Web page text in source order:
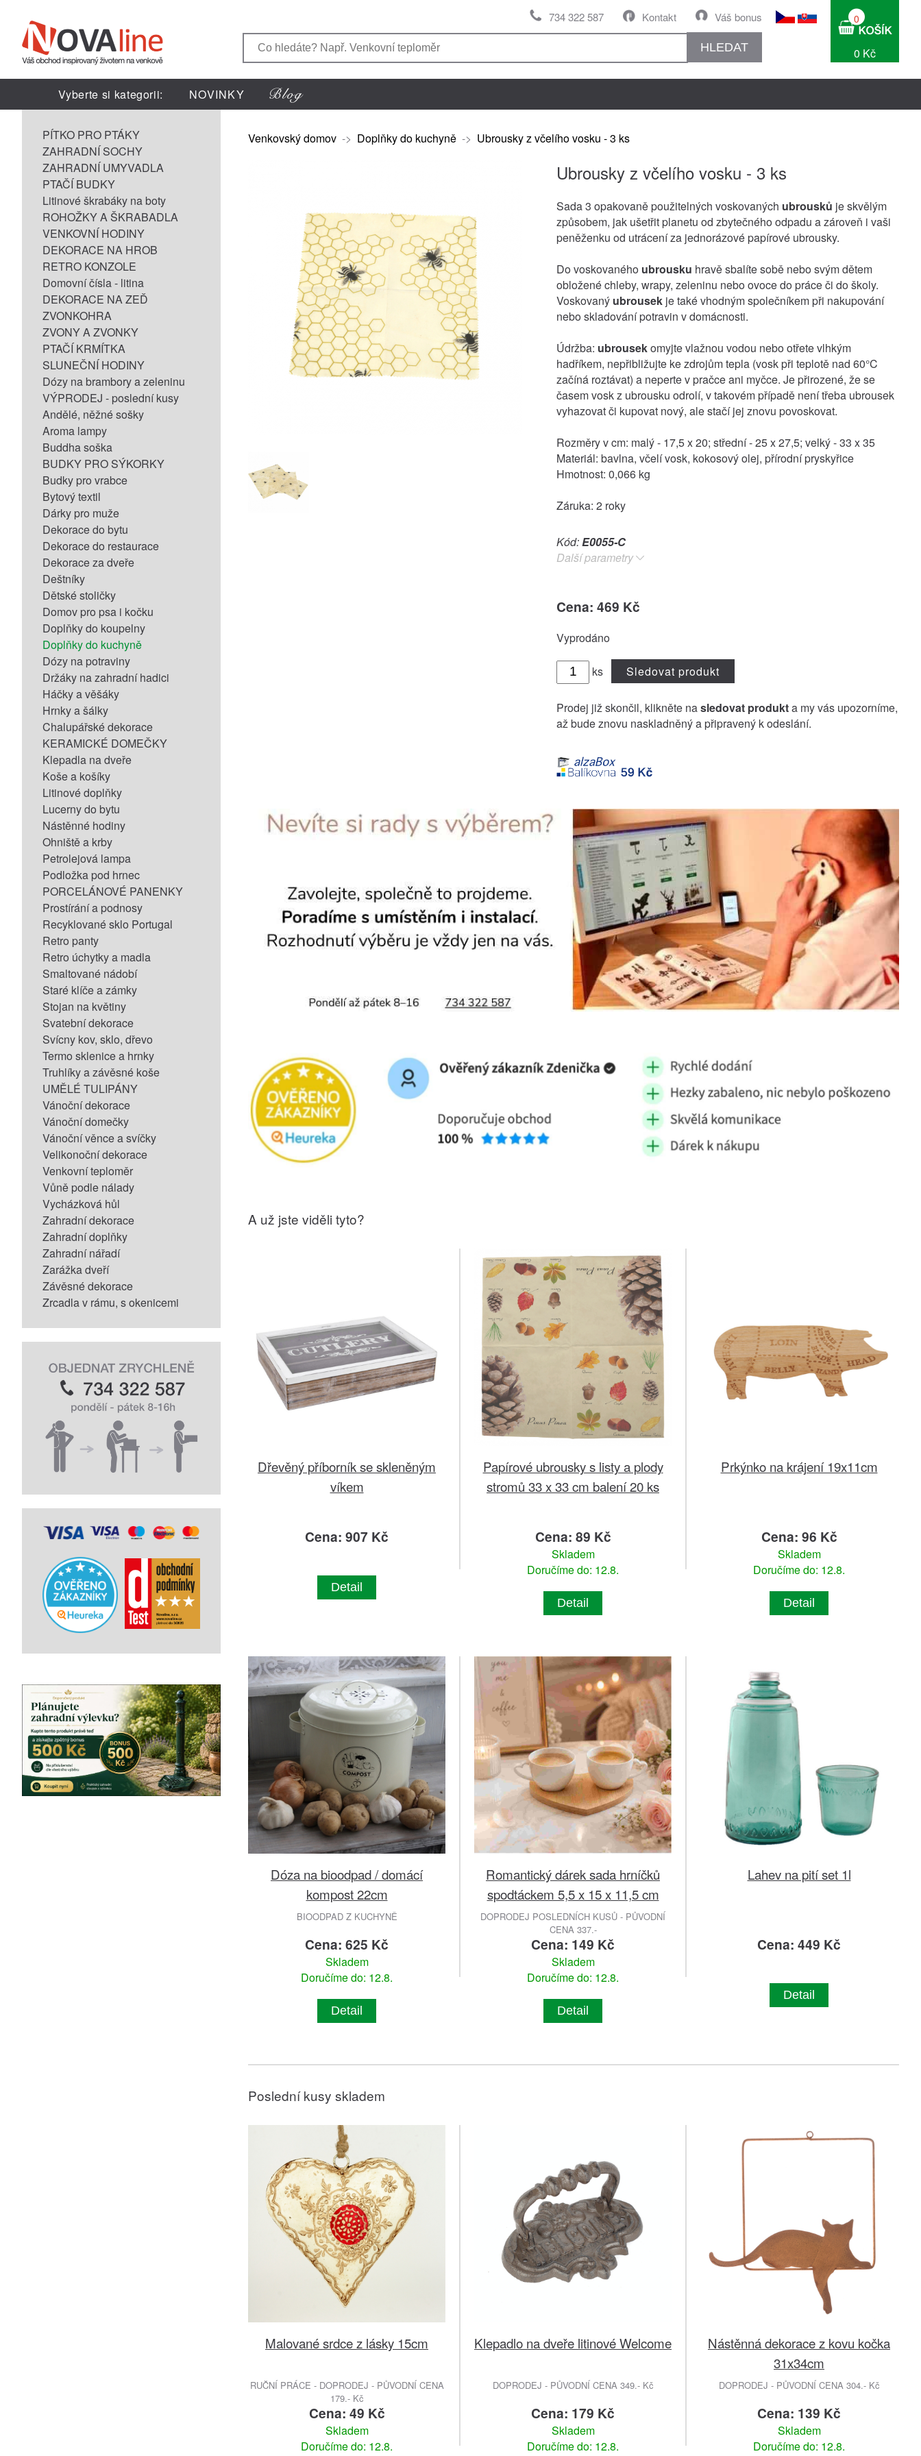
Váš bonus
Kontakt
734 322 587
HLEDAT
0
0 Kč
Vyberte si kategorii: NOVINKY
PÍTKO PRO PTÁKY
ZAHRADNÍ SOCHY
ZAHRADNÍ UMYVADLA
PTAČÍ BUDKY
Litinové škrabáky na boty
ROHOŽKY A ŠKRABADLA
VENKOVNÍ HODINY
DEKORACE NA HROB
RETRO KONZOLE
Domovní čísla - litina
DEKORACE NA ZEĎ
ZVONKOHRA
ZVONY A ZVONKY
PTAČÍ KRMÍTKA
SLUNEČNÍ HODINY
Dózy na brambory a zeleninu
VÝPRODEJ - poslední kusy
Andělé, něžné sošky
Aroma lampy
Buddha soška
BUDKY PRO SÝKORKY
Budky pro vrabce
Bytový textil
Dárky pro muže
Dekorace do bytu
Dekorace do restaurace
Dekorace za dveře
Deštníky
Dětské stoličky
Domov pro psa i kočku
Doplňky do koupelny
Doplňky do kuchyně
Dózy na potraviny
Držáky na zahradní hadici
Háčky a věšáky
Hrnky a šálky
Chalupářské dekorace
KERAMICKÉ DOMEČKY
Klepadla na dveře
Koše a košíky
Litinové doplňky
Lucerny do bytu
Nástěnné hodiny
Ohniště a krby
Petrolejová lampa
Podložka pod hrnec
PORCELÁNOVÉ PANENKY
Prostírání a podnosy
Recyklované sklo Portugal
Retro panty
Retro úchytky a madla
Smaltované nádobí
Staré klíče a zámky
Stojan na květiny
Svatební dekorace
Svícny kov, sklo, dřevo
Termo sklenice a hrnky
Truhlíky a závěsné koše
UMĚLÉ TULIPÁNY
Vánoční dekorace
Vánoční domečky
Vánoční věnce a svíčky
Velikonoční dekorace
Venkovní teploměr
Vůně podle nálady
Vycházková hůl
Zahradní dekorace
Zahradní doplňky
Zahradní nářadí
Zarážka dveří
Závěsné dekorace
Zrcadla v rámu, s okenicemi
Venkovský domov -> Doplňky do kuchyně -> Ubrousky z včelího vosku - 3 ks
Ubrousky z včelího vosku - 3 ks
Sada 3 opakovaně použitelných voskovaných ubrousků je skvělým
způsobem, jak ušetřit planetu od zbytečného odpadu a zároveň i vaši
peněženku od utrácení za jednorázové papírové ubrousky.
Do voskovaného ubrousku hravě sbalíte sobě nebo svým dětem
obložené chleby, wrapy, zeleninu nebo ovoce do práce či do školy.
Voskovaný ubrousek je také vhodným společníkem při nakupování
nebo skladování potravin v domácnosti.
Údržba: ubrousekomyjte vlažnou vodou nebo otřete vlhkým
hadříkem, nepřibližujte ke zdrojům tepla (vosk při teplotě nad 60°C
začíná roztávat) a neperte v pračce ani myčce. Je přirozené, že se
časem vosk z ubrousku odrolí, v takovém případě není třeba ubrousek
vyhazovat či kupovat nový, ale stačí jej znovu povoskovat.
Rozměry v cm: malý - 17,5 x 20; střední - 25 x 27,5; velký - 33 x 35
Materiál: bavlna, včelí vosk, kokosový olej, přírodní pryskyřice
Hmotnost: 0,066 kg
Záruka: 2 roky
Kód:E0055-C
Další parametry
Cena: 469 Kč
Vyprodáno
ks Sledovat produkt
Prodej již skončil, klikněte nasledovat produkta my vás upozorníme,
až bude znovu naskladněný a připravený k odeslání.
A už jste viděli tyto?
Dřevěný příborník se skleněným
víkem
Cena: 907 Kč
Detail
Papírové ubrousky s listy a plody
stromů 33 x 33 cm balení 20 ks
Cena: 89 Kč
Skladem
Doručíme do: 12.8.
Detail
Prkýnko na krájení 19x11cm
Cena: 96 Kč
Skladem
Doručíme do: 12.8.
Detail
Dóza na bioodpad / domácí
kompost 22cm
BIOODPAD Z KUCHYNĚ
Cena: 625 Kč
Skladem
Doručíme do: 12.8.
Detail
Romantický dárek sada hrníčků
spodtáckem 5,5 x 15 x 11,5 cm
DOPRODEJ POSLEDNÍCH KUSŮ - PŮVODNÍ
CENA 337.-
Cena: 149 Kč
Skladem
Doručíme do: 12.8.
Detail
Lahev na pití set 1l
Cena: 449 Kč
Detail
Poslední kusy skladem
Malované srdce z lásky 15cm
RUČNÍ PRÁCE - DOPRODEJ - PŮVODNÍ CENA
179.- Kč
Cena: 49 Kč
Skladem
Doručíme do: 12.8.
Klepadlo na dveře litinové Welcome
DOPRODEJ - PŮVODNÍ CENA 349.- Kč
Cena: 179 Kč
Skladem
Doručíme do: 12.8.
Nástěnná dekorace z kovu kočka
31x34cm
DOPRODEJ - PŮVODNÍ CENA 304.- Kč
Cena: 139 Kč
Skladem
Doručíme do: 12.8.